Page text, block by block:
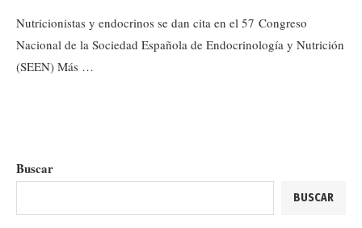
Nutricionistas y endocrinos se dan cita en el 57 Congreso
Nacional de la Sociedad Española de Endocrinología y Nutrición
(SEEN) Más …
Buscar
BUSCAR